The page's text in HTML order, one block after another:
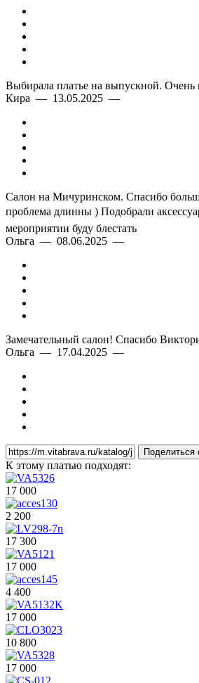
Выбирала платье на выпускной. Очень
Кира — 13.05.2025 —
Салон на Мичуринском. Спасибо
проблема длинны ) Подобрали
мероприятии буду блестать
Ольга — 08.06.2025 —
Замечательный салон! Спасибо
Ольга — 17.04.2025 —
Поделиться
К этому платью подходят:
17 000
2 200
17 300
17 000
4 400
17 000
10 800
17 000